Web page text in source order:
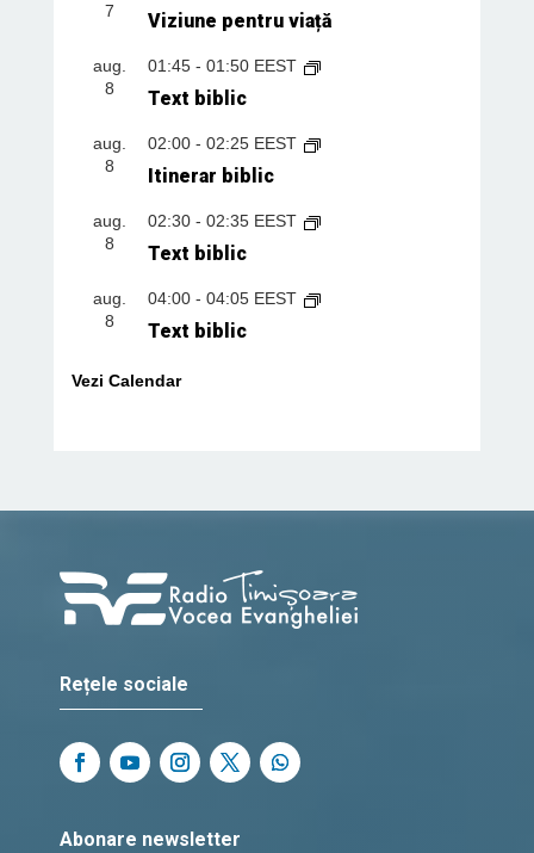
7
Viziune pentru viață
aug.
8
01:45- 01:50 EEST
Text biblic
aug.
8
02:00- 02:25 EEST
Itinerar biblic
aug.
8
02:30- 02:35 EEST
Text biblic
aug.
8
04:00- 04:05 EEST
Text biblic
Vezi Calendar
Rețele sociale
Abonare newsletter